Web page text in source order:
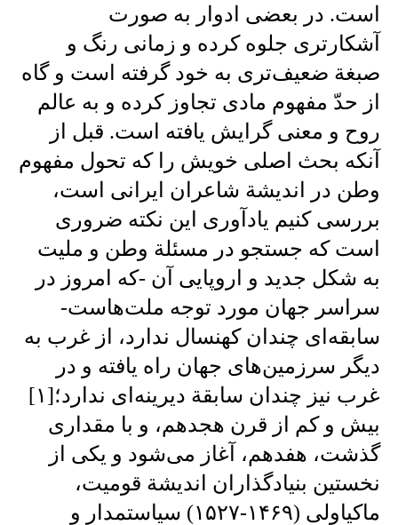
است. در بعضى ادوار به صورت
آشکارترى جلوه کرده و زمانى رنگ و
صبغة ضعیف‌ترى به خود گرفته است و گاه
از حدّ مفهوم مادى تجاوز کرده‌ و به عالم
روح و معنى گرایش یافته است. قبل از
آنکه بحث اصلى خویش را که تحول مفهوم
وطن در اندیشة شاعران ایرانى‌ است،
بررسى کنیم یادآورى این نکته ضرورى
است که جستجو در مسئلة وطن و ملیت‌
به شکل جدید و اروپایى آن -که امروز در
سراسر جهان مورد توجه ملت‌هاست-
سابقه‌اى چندان کهنسال ندارد، از غرب به
دیگر سرزمین‌هاى جهان راه یافته و در
غرب‌ نیز چندان سابقة دیرینه‌اى ندارد؛[۱]
بیش و کم از قرن هجدهم، و با مقدارى
گذشت، هفدهم، آغاز مى‌شود و یکى از
نخستین بنیادگذاران اندیشة قومیت،
ماکیاولی (۱۴۶۹-۱۵۲۷) ‌سیاستمدار و